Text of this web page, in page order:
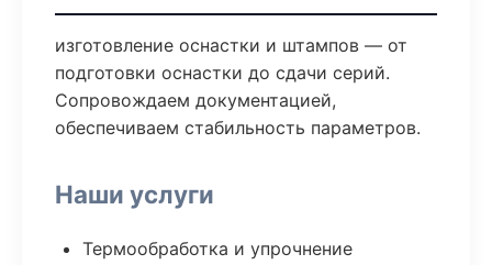
изготовление оснастки и штампов — от
подготовки оснастки до сдачи серий.
Сопровождаем документацией,
обеспечиваем стабильность параметров.
Наши услуги
Термообработка и упрочнение